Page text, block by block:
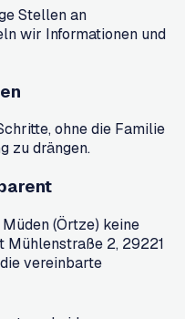
Stellen an
wir Informationen und
ohne die Familie
zu drängen.
(Örtze) keine
Mühlenstraße 2, 29221
vereinbarte